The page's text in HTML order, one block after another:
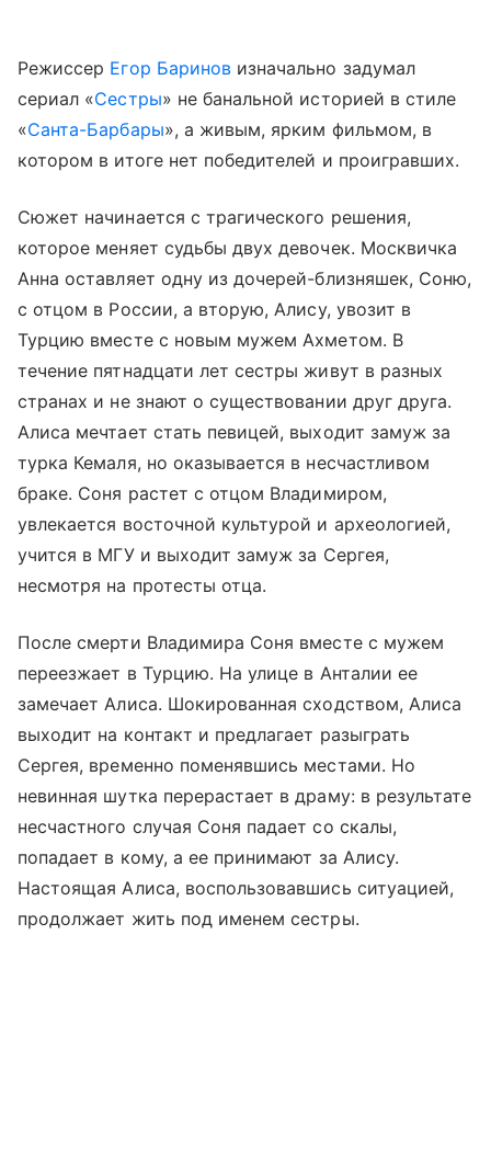
Режиссер Егор Баринов изначально задумал
сериал «Сестры» не банальной историей в стиле
«Санта-Барбары», а живым, ярким фильмом, в
котором в итоге нет победителей и проигравших.
Сюжет начинается с трагического решения,
которое меняет судьбы двух девочек. Москвичка
Анна оставляет одну из дочерей-близняшек, Соню,
с отцом в России, а вторую, Алису, увозит в
Турцию вместе с новым мужем Ахметом. В
течение пятнадцати лет сестры живут в разных
странах и не знают о существовании друг друга.
Алиса мечтает стать певицей, выходит замуж за
турка Кемаля, но оказывается в несчастливом
браке. Соня растет с отцом Владимиром,
увлекается восточной культурой и археологией,
учится в МГУ и выходит замуж за Сергея,
несмотря на протесты отца.
После смерти Владимира Соня вместе с мужем
переезжает в Турцию. На улице в Анталии ее
замечает Алиса. Шокированная сходством, Алиса
выходит на контакт и предлагает разыграть
Сергея, временно поменявшись местами. Но
невинная шутка перерастает в драму: в результате
несчастного случая Соня падает со скалы,
попадает в кому, а ее принимают за Алису.
Настоящая Алиса, воспользовавшись ситуацией,
продолжает жить под именем сестры.